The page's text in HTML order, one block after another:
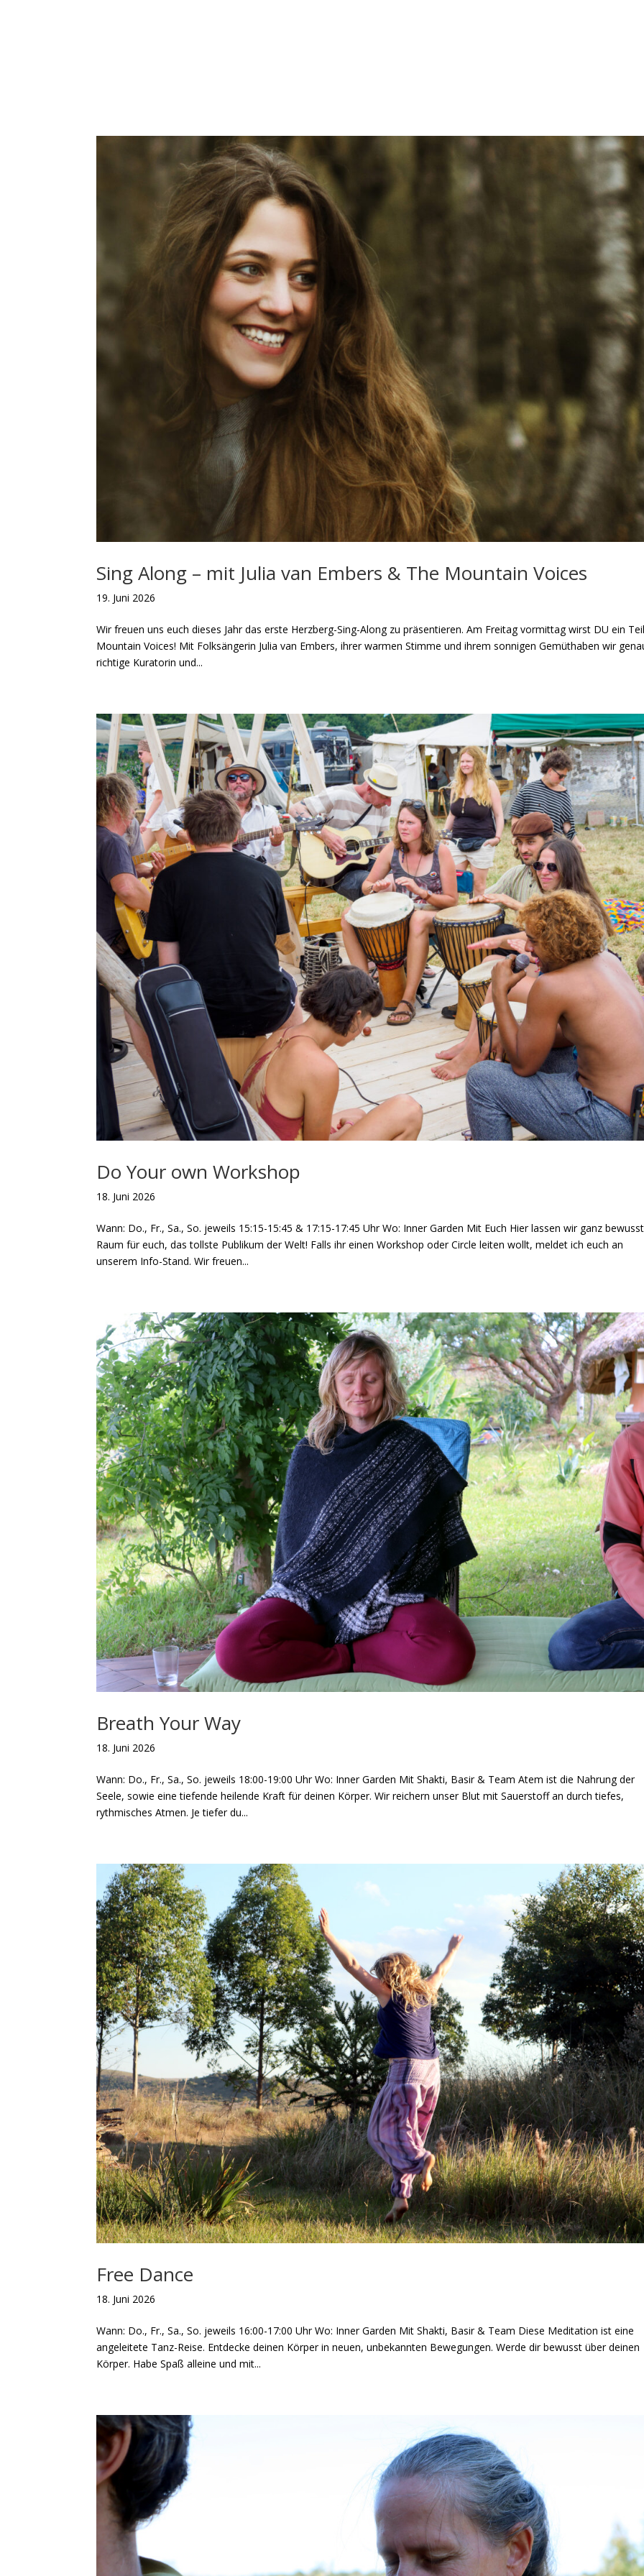
Sing Along – mit Julia van Embers & The Mountain Voices
19. Juni 2026
Wir freuen uns euch dieses Jahr das erste Herzberg-Sing-Along zu präsentieren. Am Freitag vormittag wirst DU ein
Mountain Voices! Mit Folksängerin Julia van Embers, ihrer warmen Stimme und ihrem sonnigen Gemüthaben wir
richtige Kuratorin und...
Do Your own Workshop
18. Juni 2026
Wann: Do., Fr., Sa., So. jeweils 15:15-15:45 & 17:15-17:45 Uhr Wo: Inner Garden Mit Euch Hier lassen wir ganz bewusst
Raum für euch, das tollste Publikum der Welt! Falls ihr einen Workshop oder Circle leiten wollt, meldet ich euch an
unserem Info-Stand. Wir freuen...
Breath Your Way
18. Juni 2026
Wann: Do., Fr., Sa., So. jeweils 18:00-19:00 Uhr Wo: Inner Garden Mit Shakti, Basir & Team Atem ist die Nahrung der
Seele, sowie eine tiefende heilende Kraft für deinen Körper. Wir reichern unser Blut mit Sauerstoff an durch tiefes,
rythmisches Atmen. Je tiefer du...
Free Dance
18. Juni 2026
Wann: Do., Fr., Sa., So. jeweils 16:00-17:00 Uhr Wo: Inner Garden Mit Shakti, Basir & Team Diese Meditation ist eine
angeleitete Tanz-Reise. Entdecke deinen Körper in neuen, unbekannten Bewegungen. Werde dir bewusst über deinen
Körper. Habe Spaß alleine und mit...